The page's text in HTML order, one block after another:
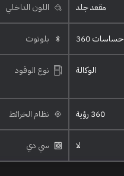
مقعد جلد اللون الداخلي
حساسات 360 بلوتوث
الوكالة نوع الوقود
360 رؤية نظام الخرائط
لا سي دي